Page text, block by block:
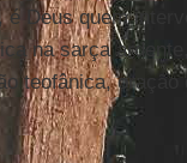
é Deus quem
na sarça
teofânica,